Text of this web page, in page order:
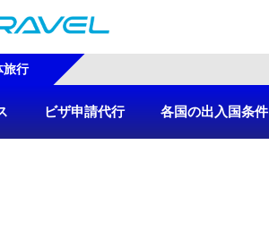
旅行
ビザ申請代行 各国の出入国条件